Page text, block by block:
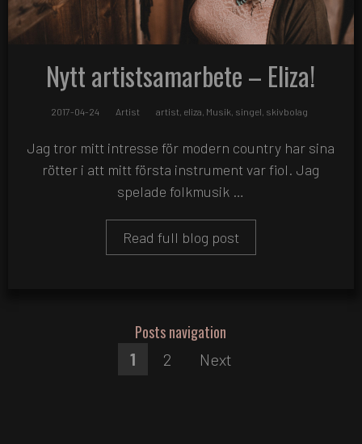
Nytt artistsamarbete – Eliza!
2017-04-24 Artist artist eliza Musik singel skivbolag
Jag tror mitt intresse för modern country har sina
rötter i att mitt första instrument var fiol. Jag
spelade folkmusik …
Read full blog post
Posts navigation
1 2 Next